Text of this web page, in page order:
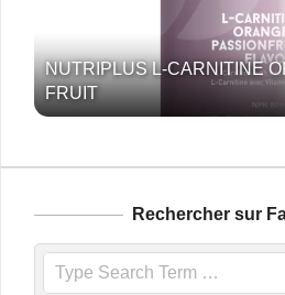
NUTRIPLUS L-CARNITINE
FRUIT
Rechercher sur
Search